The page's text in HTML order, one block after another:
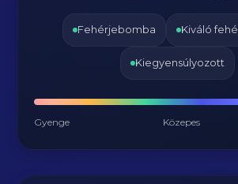
Fehérjebomba Kiváló
Kiegyensúlyozott
Gyenge Közepes